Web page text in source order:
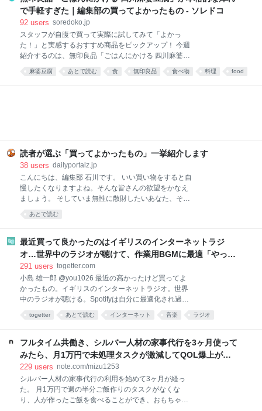
で手軽すぎた｜編集部の買ってよかったもの - ソレドコ
92 users soredoko.jp
スタッフが自腹で買って実際に試してみて「よかっ
た！」と実感するおすすめ商品をピックアップ！ 今週
紹介するのは、無印良品「ごはんにかける 四川麻婆豆
本格四川の味が楽しめます。暑くて料理が億劫な日
調理するのは、面倒くさい。特に夏は外出するのも調
理するのも暑くて億劫。そんなときでも、手軽に本格
麻婆豆腐が味わえるのがこちらの商品です。 熱湯で約
4〜5分あたためて（電子レンジであたためる場合は
500Wで約2分）、ご飯にかけるだけ。初めて食べたと
きは、正
麻婆豆腐 あとで読む 食 無印良品 食べ物 料理 food
読者が選ぶ「買ってよかったもの」一挙紹介します
38 users dailyportalz.jp
こんにちは、編集部 石川です。 いい買い物をすると自
慢したくなりますよね。そんな皆さんの欲望をかなえ
ましょう。 そしていま無性に散財したいあなた、そん
主義の手先となった我々人類にもたらされる癒しのひ
もの」です。 ただいまAmazonが7/13(月)いっぱいま
で、プライムデーの大型セール中（現在は先行セー
ル）なので、琴線に触れた方はどしどしお買い求めく
ださい。 ※このページのリンクからご購入いただくと
一部収益がサイトに還元され運営費になります。あり
がとうございます！
あとで読む
最近買って良かったのはイギリスのインターネットラジ
オ…世界中のラジオが聴けて、作業用BGMに最適「やっぱ
り物理的な機械」「この質感で鎮座してくれるのがいい」
291 users togetter.com
小島 雄一郎 @you1026 最近の高かったけど買ってよ
かったもの。イギリスのインターネットラジオ。世界
中のラジオが聴ける。Spotifyは自分に最適化され過ぎ
と、その国の雰囲気とかと一緒に音楽が流れてくる。
こっちがいい。 pic.x.com/Qf4rbfrpij 2026-06-28
10:48:11
togetter あとで読む インターネット 音楽 ラジオ
フルタイム共働き、シルバー人材の家事代行を3ヶ月使って
みたら、月1万円で未処理タスクが激減してQOL爆上がり
した話。｜みず
229 users note.com/mizu1253
シルバー人材の家事代行の利用を始めて3ヶ月が経っ
た。 月1万円で週の半分ご飯作りのタスクがなくな
り、人が作ったご飯を食べることができ、おもちゃが